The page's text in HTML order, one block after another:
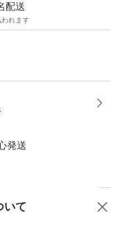
配送
れます
発送
いて
商品への質問